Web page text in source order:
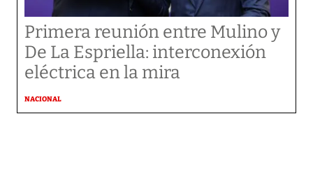
Primera reunión entre Mulino y
De La Espriella: interconexión
eléctrica en la mira
NACIONAL